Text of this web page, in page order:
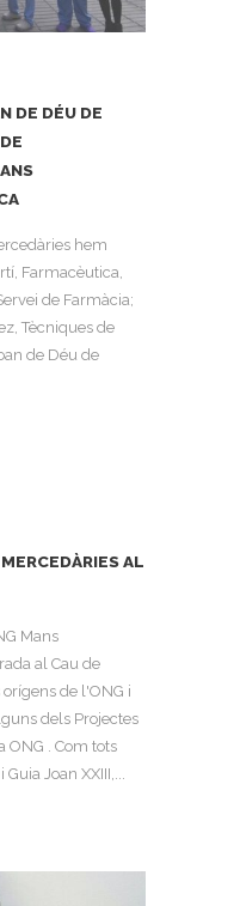
DE DÉU DE
hem
Farmacèutica,
de Farmàcia;
Tècniques de
de Déu de
AL
Mans
al Cau de
de l'ONG i
dels Projectes
ONG . Com tots
Joan XXIII,...